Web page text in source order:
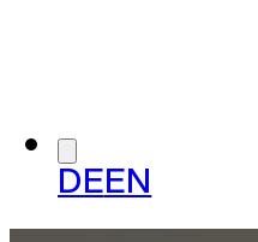
DEEN